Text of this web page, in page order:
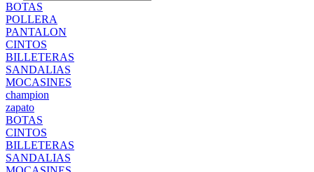
BOTAS
POLLERA
PANTALON
CINTOS
BILLETERAS
SANDALIAS
MOCASINES
champion
zapato
BOTAS
CINTOS
BILLETERAS
SANDALIAS